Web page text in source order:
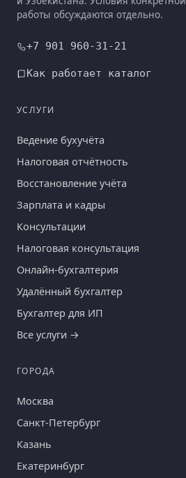
работы обсуждаются отдельно.
+7 901 960-31-21
Как работает каталог
УСЛУГИ
Ведение бухучёта
Налоговая отчётность
Восстановление учёта
Зарплата и кадры
Консультации
Налоговая консультация
Онлайн-бухгалтерия
Удалённый бухгалтер
Бухгалтер для ИП
Все услуги →
ГОРОДА
Москва
Санкт-Петербург
Казань
Екатеринбург